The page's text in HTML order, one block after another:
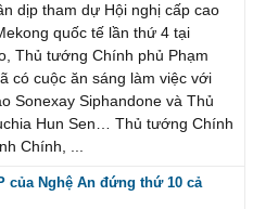
dịp tham dự Hội nghị cấp cao
quốc tế lần thứ 4 tại
Thủ tướng Chính phủ Phạm
có cuộc ăn sáng làm việc với
Sonexay Siphandone và Thủ
Hun Sen… Thủ tướng Chính
Chính, ...
của Nghệ An đứng thứ 10 cả